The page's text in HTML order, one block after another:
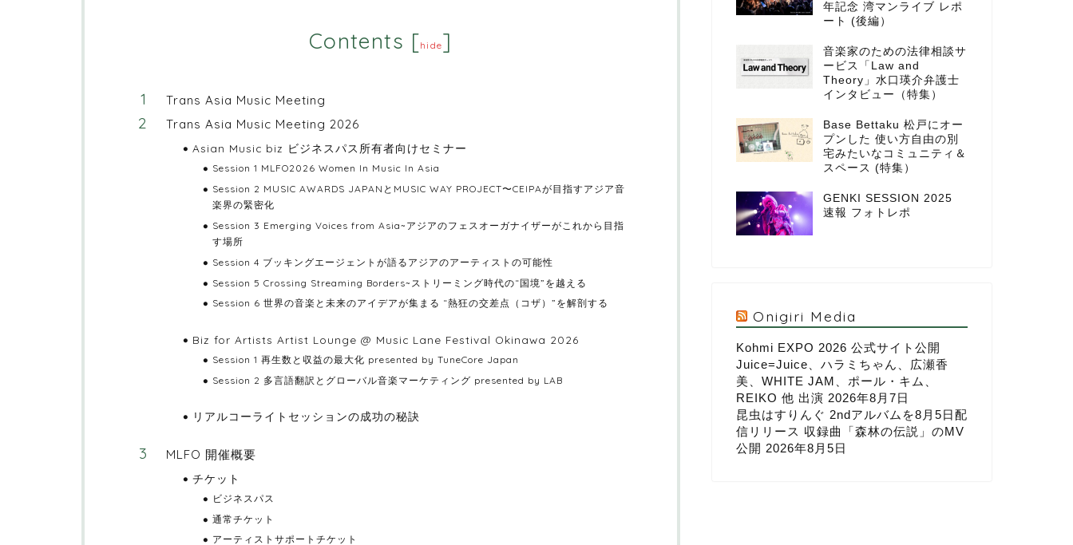
Contents [hide]
Trans Asia Music Meeting
Trans Asia Music Meeting 2026
Asian Music biz ビジネスパス所有者向けセミナー
Session 1 MLFO2026 Women In Music In Asia
Session 2 MUSIC AWARDS JAPANとMUSIC WAY PROJECT〜CEIPAが⽬指すアジア⾳
楽界の緊密化
Session 3 Emerging Voices from Asia~アジアのフェスオーガナイザーがこれから⽬指
す場所
Session 4 ブッキングエージェントが語るアジアのアーティストの可能性
Session 5 Crossing Streaming Borders~ストリーミング時代の“国境”を越える
Session 6 世界の⾳楽と未来のアイデアが集まる “熱狂の交差点（コザ）”を解剖する
Biz for Artists Artist Lounge @ Music Lane Festival Okinawa 2026
Session 1 再⽣数と収益の最⼤化 presented by TuneCore Japan
Session 2 多⾔語翻訳とグローバル⾳楽マーケティング presented by LAB
リアルコーライトセッションの成功の秘訣
MLFO 開催概要
チケット
ビジネスパス
通常チケット
アーティストサポートチケット
年記念 湾マンライブ レポ
ート (後編）
音楽家のための法律相談サ
ービス「Law and
Theory」水口瑛介弁護士
インタビュー（特集）
Base Bettaku 松戸にオー
プンした 使い方自由の別
宅みたいなコミュニティ＆
スペース (特集）
GENKI SESSION 2025
速報 フォトレポ
Onigiri Media
Kohmi EXPO 2026 公式サイト公開
Juice=Juice、ハラミちゃん、広瀬香
美、WHITE JAM、ポール・キム、
REIKO 他 出演 2026年8月7日
昆虫はすりんぐ 2ndアルバムを8月5日配
信リリース 収録曲「森林の伝説」のMV
公開 2026年8月5日